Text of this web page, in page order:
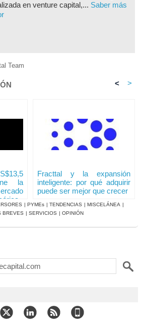
en venture capital,... Saber más
Team
< >
la
Fracttal y la expansión
inteligente: por qué adquirir
puede ser mejor que crecer
| PYMEs | TENDENCIAS | MISCELÁNEA |
BREVES | SERVICIOS | OPINIÓN